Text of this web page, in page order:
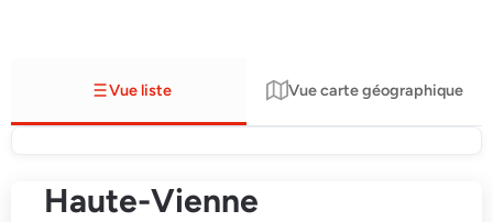
Vue liste Vue carte géographique
Haute-Vienne